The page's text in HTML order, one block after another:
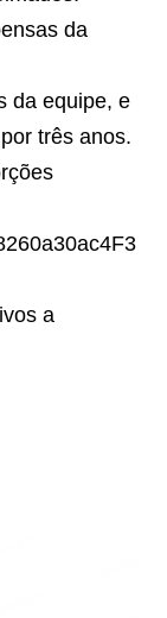
da
da equipe, e
três anos.
a